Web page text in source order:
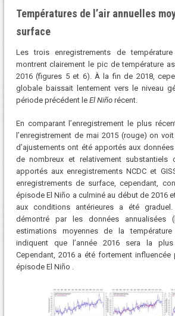
Températures de l’air annuelles
surface
Les trois enregistrements de
montrent clairement le pic de température
2016 (figures 5 et 6). À la fin de 2018,
globale baissait lentement vers le niveau
période précédent le El Niñorécent.
En comparant l’enregistrement le plus
l’enregistrement de mai 2015 (rouge) on
d’ajustements ont été apportés aux
de nombreux et relativement substantiels
apportés aux enregistrements NCDC et
enregistrements de surface, cependant,
épisode El Niño a culminé au début de 2016
aux conditions antérieures a été
démontré par les données annualisées
estimations moyennes de la
indiquent que l’année 2016 sera la plus
Cependant, 2016 a été fortement
épisode El Niño .